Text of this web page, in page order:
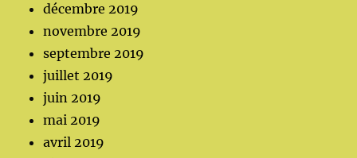
décembre 2019
novembre 2019
septembre 2019
juillet 2019
juin 2019
mai 2019
avril 2019